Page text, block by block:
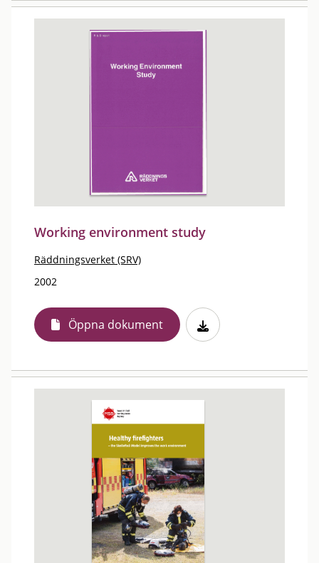
Working environment study
Räddningsverket (SRV)
2002
Öppna dokument